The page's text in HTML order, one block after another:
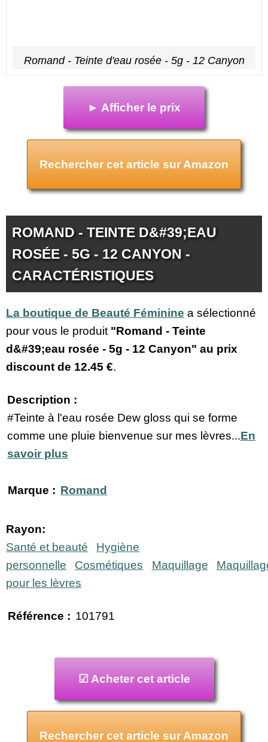
Romand - Teinte d'eau rosée - 5g - 12 Canyon
► Afficher le prix
Rechercher cet article sur Amazon
ROMAND - TEINTE D&#39;EAU
ROSÉE - 5G - 12 CANYON -
CARACTÉRISTIQUES
La boutique de Beauté Féminine a sélectionné
pour vous le produit "Romand - Teinte
d&#39;eau rosée - 5g - 12 Canyon" au prix
discount de 12.45 €.
Description :
#Teinte à l'eau rosée Dew gloss qui se forme
comme une pluie bienvenue sur mes lèvres...En
savoir plus
Marque : Romand
Rayon:
Santé et beauté
Hygiène
personnelle
Cosmétiques Maquillage
pour les lèvres
Référence : 101791
☑ Acheter cet article
Rechercher cet article sur Amazon